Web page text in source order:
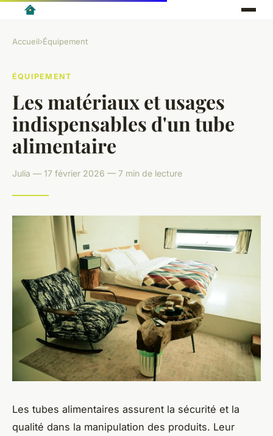
Accueil›Équipement
ÉQUIPEMENT
Les matériaux et usages
indispensables d'un tube
alimentaire
Julia — 17 février 2026 — 7 min de lecture
Les tubes alimentaires assurent la sécurité et la
qualité dans la manipulation des produits. Leur